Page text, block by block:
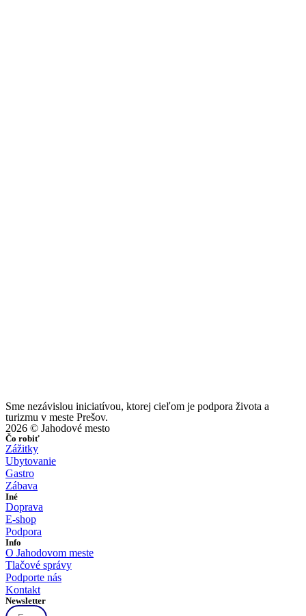
Sme nezávislou iniciatívou, ktorej cieľom je podpora života a
turizmu v meste Prešov.
2026 © Jahodové mesto
Čo robiť
Zážitky
Ubytovanie
Gastro
Zábava
Iné
Doprava
E-shop
Podpora
Info
O Jahodovom meste
Tlačové správy
Podporte nás
Kontakt
Newsletter